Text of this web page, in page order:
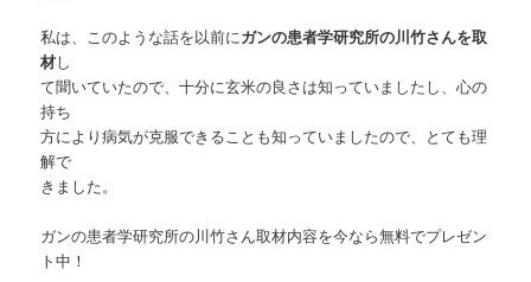
私は、このような話を以前にガンの患者学研究所の川竹さんを取
材し
て聞いていたので、十分に玄米の良さは知っていましたし、心の
持ち
方により病気が克服できることも知っていましたので、とても理
解で
きました。
ガンの患者学研究所の川竹さん取材内容を今なら無料でプレゼン
ト中！